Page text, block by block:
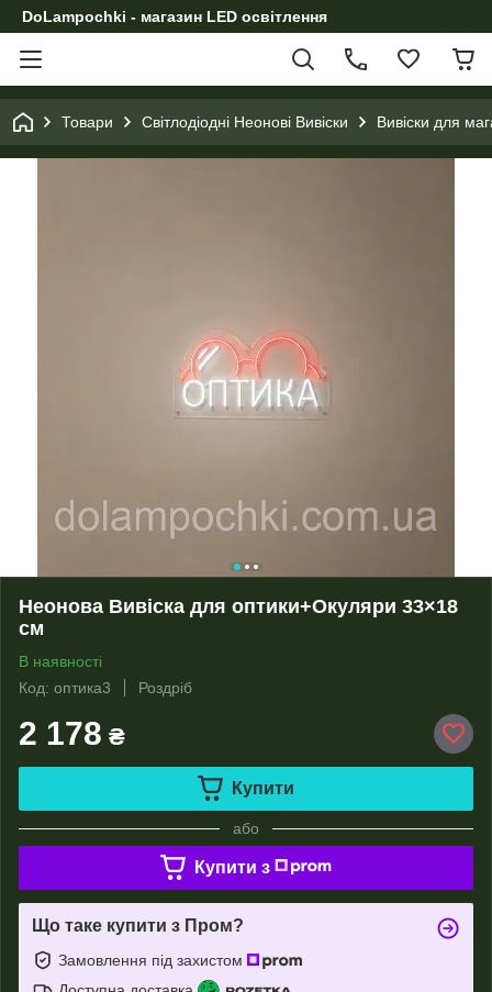
DoLampochki - магазин LED освітлення
Товари Світлодіодні Неонові Вивіски Вивіски для
Неонова Вивіска для оптики+Окуляри 33×18
см
В наявності
Код: оптика3
Роздріб
2 178 ₴
Купити
або
Купити з
Що таке купити з Пром?
Замовлення під захистом